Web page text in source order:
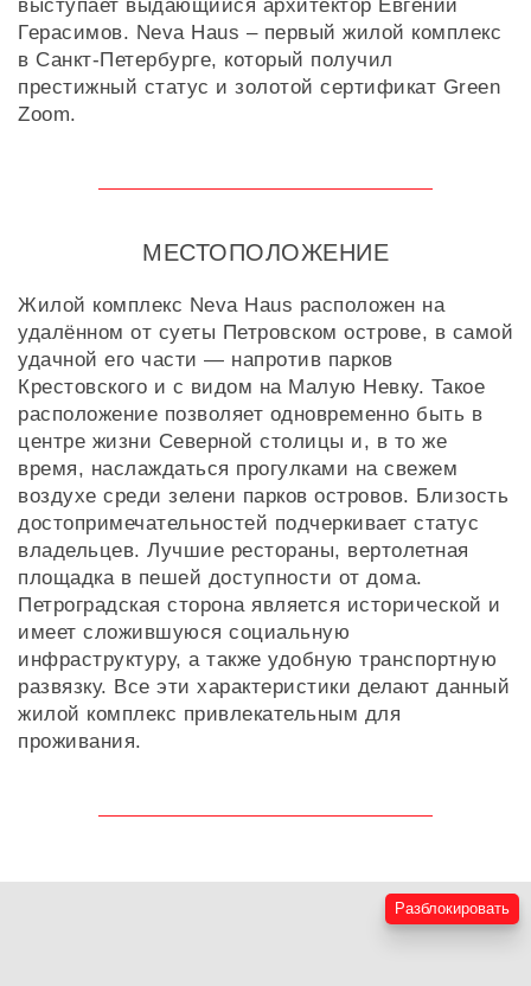
выступает выдающийся архитектор Евгений
Герасимов. Neva Haus – первый жилой комплекс
в Санкт-Петербурге, который получил
престижный статус и золотой сертификат Green
Zoom.
МЕСТОПОЛОЖЕНИЕ
Жилой комплекс Neva Haus расположен на
удалённом от суеты Петровском острове, в самой
удачной его части — напротив парков
Крестовского и с видом на Малую Невку. Такое
расположение позволяет одновременно быть в
центре жизни Северной столицы и, в то же
время, наслаждаться прогулками на свежем
воздухе среди зелени парков островов. Близость
достопримечательностей подчеркивает статус
владельцев. Лучшие рестораны, вертолетная
площадка в пешей доступности от дома.
Петроградская сторона является исторической и
имеет сложившуюся социальную
инфраструктуру, а также удобную транспортную
развязку. Все эти характеристики делают данный
жилой комплекс привлекательным для
проживания.
Разблокировать